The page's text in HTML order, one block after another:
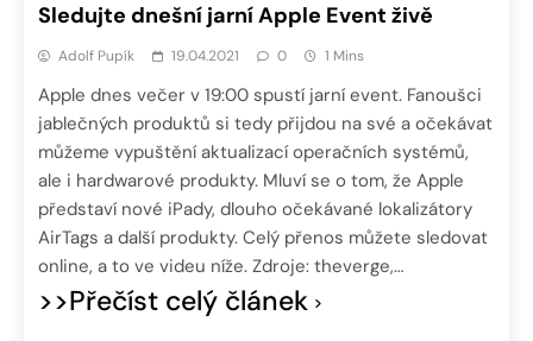
Sledujte dnešní jarní Apple Event živě
Adolf Pupík 19.04.2021 0 1 Mins
Apple dnes večer v 19:00 spustí jarní event. Fanoušci
jablečných produktů si tedy přijdou na své a očekávat
můžeme vypuštění aktualizací operačních systémů,
ale i hardwarové produkty. Mluví se o tom, že Apple
představí nové iPady, dlouho očekávané lokalizátory
AirTags a další produkty. Celý přenos můžete sledovat
online, a to ve videu níže. Zdroje: theverge,…
>>Přečíst celý článek